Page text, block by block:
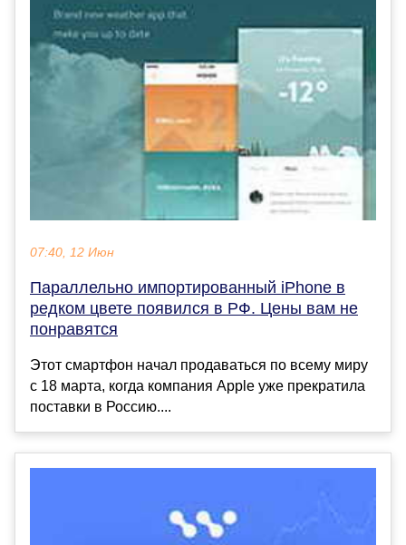
07:40, 12 Июн
Параллельно импортированный iPhone в
редком цвете появился в РФ. Цены вам не
понравятся
Этот смартфон начал продаваться по всему миру
с 18 марта, когда компания Apple уже прекратила
поставки в Россию....